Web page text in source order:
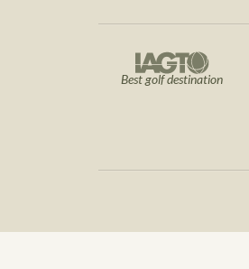
Best golf destination